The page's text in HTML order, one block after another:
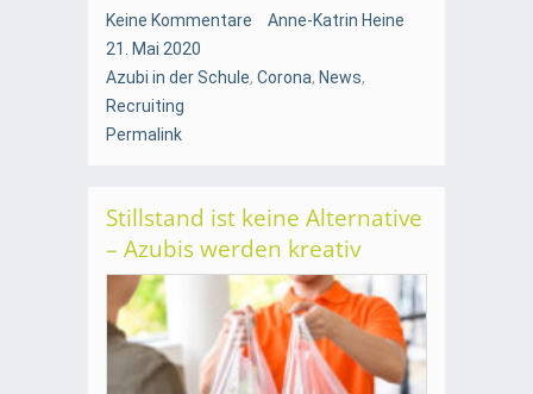
Keine Kommentare
Anne-Katrin Heine
21. Mai 2020
Azubi in der Schule, Corona, News,
Recruiting
Permalink
Stillstand ist keine Alternative
– Azubis werden kreativ